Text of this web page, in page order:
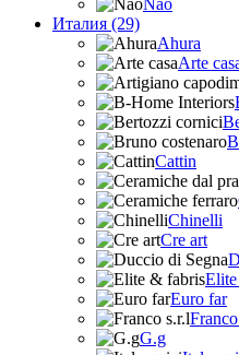
Nao
Италия (29)
Ahura
Arte
Cattin
Chinelli
Cre art
Euro far
G.g